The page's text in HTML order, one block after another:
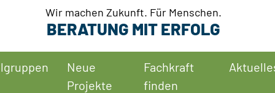
Wir machen Zukunft. Für Menschen.
BERATUNG MIT ERFOLG
Neue
Projekte
Fachkraft
finden